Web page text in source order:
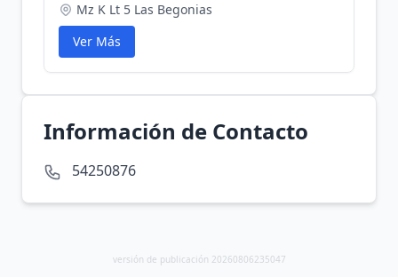
Mz K Lt 5 Las Begonias
Ver Más
Información de Contacto
54250876
versión de publicación 20260806235047